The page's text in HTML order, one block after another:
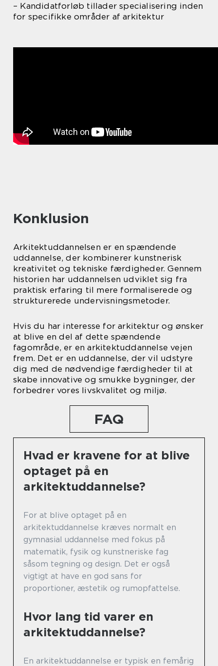
– Kandidatforløb tillader specialisering inden
for specifikke områder af arkitektur
Konklusion
Arkitektuddannelsen er en spændende
uddannelse, der kombinerer kunstnerisk
kreativitet og tekniske færdigheder. Gennem
historien har uddannelsen udviklet sig fra
praktisk erfaring til mere formaliserede og
strukturerede undervisningsmetoder.
Hvis du har interesse for arkitektur og ønsker
at blive en del af dette spændende
fagområde, er en arkitektuddannelse vejen
frem. Det er en uddannelse, der vil udstyre
dig med de nødvendige færdigheder til at
skabe innovative og smukke bygninger, der
forbedrer vores livskvalitet og miljø.
FAQ
Hvad er kravene for at blive
optaget på en
arkitektuddannelse?
For at blive optaget på en
arkitektuddannelse kræves normalt en
gymnasial uddannelse med fokus på
matematik, fysik og kunstneriske fag
såsom tegning og design. Det er også
vigtigt at have en god sans for
proportioner, æstetik og rumopfattelse.
Hvor lang tid varer en
arkitektuddannelse?
En arkitektuddannelse er typisk en femårig